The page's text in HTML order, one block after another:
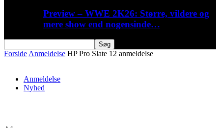
Preview – WWE 2K26: Større, vildere og
mere show end nogensinde…
Forside Anmeldelse HP Pro Slate 12 anmeldelse
Anmeldelse
Nyhed